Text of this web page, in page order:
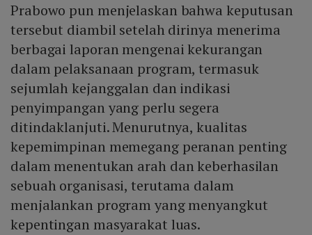
Prabowo pun menjelaskan bahwa keputusan
tersebut diambil setelah dirinya menerima
berbagai laporan mengenai kekurangan
dalam pelaksanaan program, termasuk
sejumlah kejanggalan dan indikasi
penyimpangan yang perlu segera
ditindaklanjuti. Menurutnya, kualitas
kepemimpinan memegang peranan penting
dalam menentukan arah dan keberhasilan
sebuah organisasi, terutama dalam
menjalankan program yang menyangkut
kepentingan masyarakat luas.